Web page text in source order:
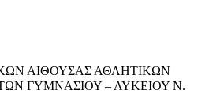
ΑΙΘΟΥΣΑΣ ΑΘΛΗΤΙΚΩΝ
ΓΥΜΝΑΣΙΟΥ – ΛΥΚΕΙΟΥ Ν.